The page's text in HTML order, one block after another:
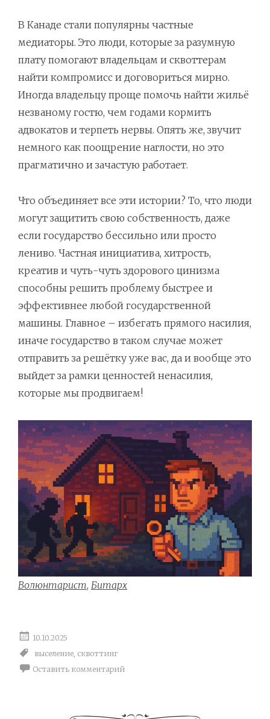
В Канаде стали популярны частные
медиаторы. Это люди, которые за разумную
плату помогают владельцам и сквоттерам
найти компромисс и договориться мирно.
Иногда владельцу проще помочь найти жильё
незваному гостю, чем годами кормить
адвокатов и терпеть нервы. Опять же, звучит
немного как поощрение наглости, но это
прагматично и зачастую работает.
Что объединяет все эти истории? То, что люди
могут защитить свою собственность, даже
если государство бессильно или просто
лениво. Частная инициатива, хитрость,
креатив и чуть-чуть здорового цинизма
способны решить проблему быстрее и
эффективнее любой государственной
машины. Главное – избегать прямого насилия,
иначе государство в таком случае может
отправить за решётку уже вас, да и вообще это
выйдет за рамки ценностей ненасилия,
которые мы продвигаем!
Волюнтарист, Битарх
10.10.2025
выселение сквоттинг
Оставить комментарий